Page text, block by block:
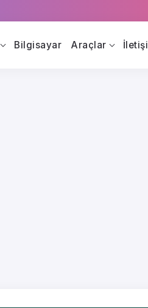
Bilgisayar Araçlar